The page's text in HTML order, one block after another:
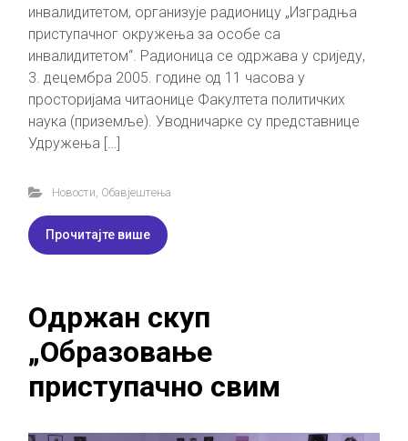
инвалидитетом, организује радионицу „Изградња
приступачног окружења за особе са
инвалидитетом“. Радионица се одржава у сриједу,
3. децембра 2005. године од 11 часова у
просторијама читаонице Факултета политичких
наука (приземље). Уводничарке су представнице
Удружења […]
Новости Обавјештења
Прочитајте више
Одржан скуп
„Образовање
приступачно свим